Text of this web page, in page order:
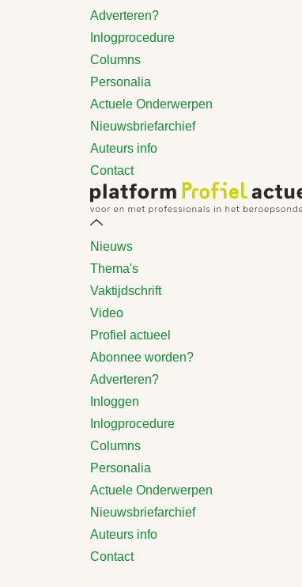
Adverteren?
Inlogprocedure
Columns
Personalia
Actuele Onderwerpen
Nieuwsbriefarchief
Auteurs info
Contact
Nieuws
Thema's
Vaktijdschrift
Video
Profiel actueel
Abonnee worden?
Adverteren?
Inloggen
Inlogprocedure
Columns
Personalia
Actuele Onderwerpen
Nieuwsbriefarchief
Auteurs info
Contact